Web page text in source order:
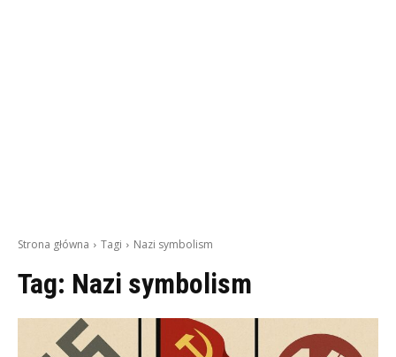
Strona główna Tagi Nazi symbolism
Tag: Nazi symbolism